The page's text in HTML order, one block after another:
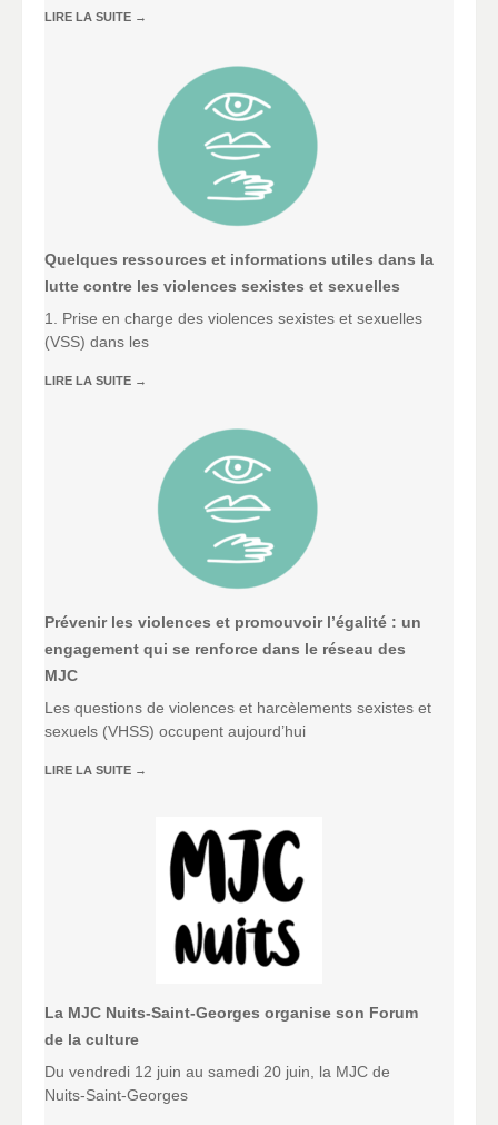
LIRE LA SUITE →
Quelques ressources et informations utiles dans la
lutte contre les violences sexistes et sexuelles
1. Prise en charge des violences sexistes et sexuelles
(VSS) dans les
LIRE LA SUITE →
Prévenir les violences et promouvoir l’égalité : un
engagement qui se renforce dans le réseau des
MJC
Les questions de violences et harcèlements sexistes et
sexuels (VHSS) occupent aujourd’hui
LIRE LA SUITE →
La MJC Nuits-Saint-Georges organise son Forum
de la culture
Du vendredi 12 juin au samedi 20 juin, la MJC de
Nuits-Saint-Georges